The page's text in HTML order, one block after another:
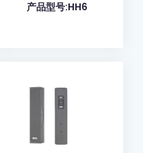
产品型号:HH6